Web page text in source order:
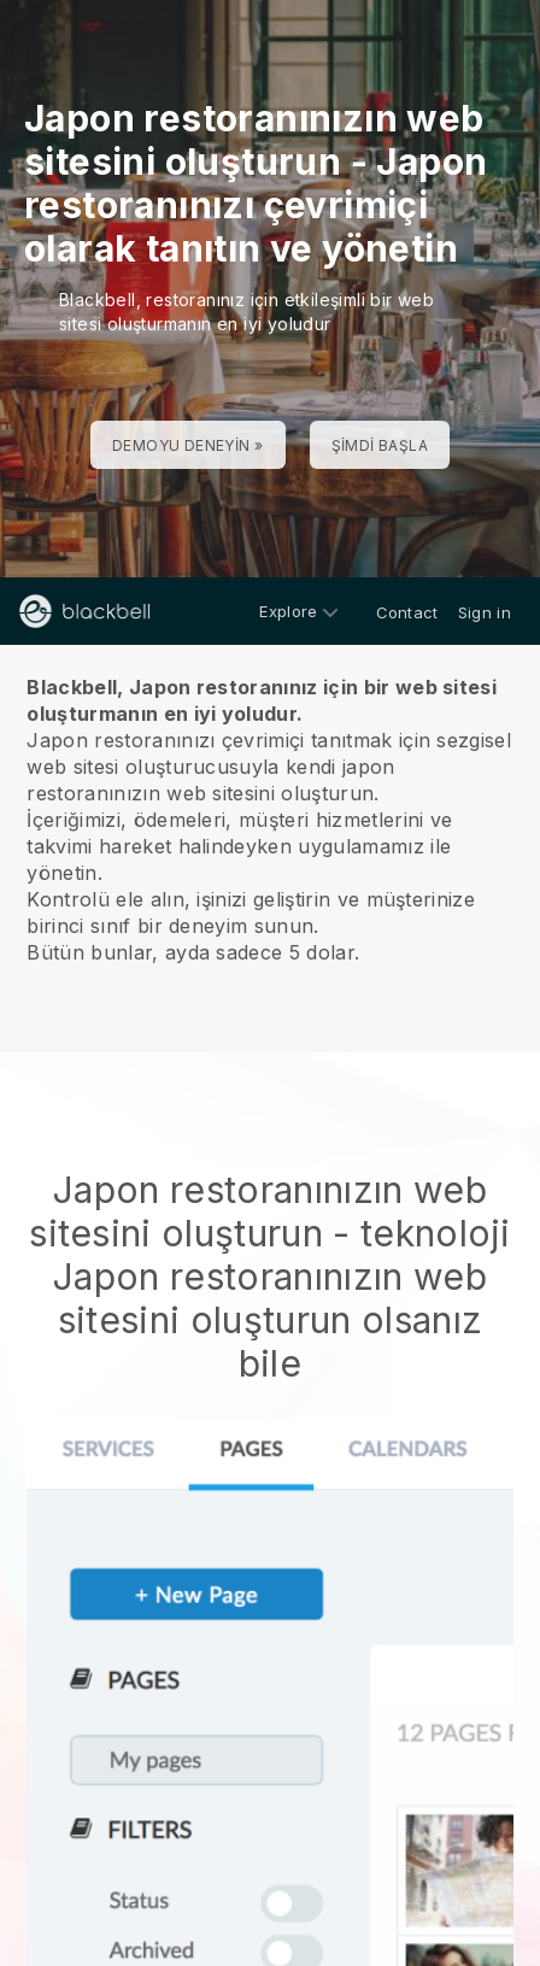
Japon restoranınızın web
sitesini oluşturun-Japon
restoranınızı çevrimiçi
olarak tanıtın ve yönetin
Blackbell, restoranınız için etkileşimli bir web
sitesi oluşturmanın en iyi yoludur
DEMOYU DENEYIN » ŞIMDI BAŞLA
Explore Contact Sign in
Blackbell, Japon restoranınız için bir web sitesi
oluşturmanın en iyi yoludur.
Japon restoranınızı çevrimiçi tanıtmak için sezgisel
web sitesi oluşturucusuyla kendi japon
restoranınızın web sitesini oluşturun.
İçeriğimizi, ödemeleri, müşteri hizmetlerini ve
takvimi hareket halindeyken uygulamamız ile
yönetin.
Kontrolü ele alın, işinizi geliştirin ve müşterinize
birinci sınıf bir deneyim sunun.
Bütün bunlar, ayda sadece 5 dolar.
Japon restoranınızın web
sitesini oluşturun - teknoloji
Japon restoranınızın web
sitesini oluşturun olsanız
bile